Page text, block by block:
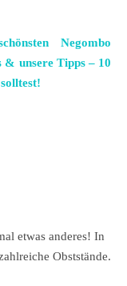
Negombo
& unsere Tipps – 10
etwas anderes! In
Obststände.